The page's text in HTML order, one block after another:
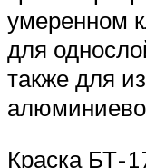
умеренном
для
также для
Краска БТ-